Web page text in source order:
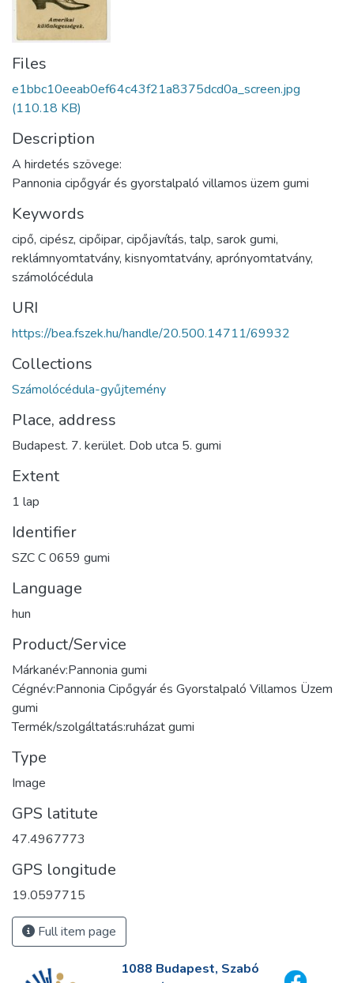
Files
e1bbc10eeab0ef64c43f21a8375dcd0a_screen.jpg
(110.18 KB)
Description
A hirdetés szövege:
Pannonia cipőgyár és gyorstalpaló villamos üzem gumi
Keywords
cipő, cipész, cipőipar, cipőjavítás, talp, sarok gumi,
reklámnyomtatvány, kisnyomtatvány, aprónyomtatvány,
számolócédula
URI
https://bea.fszek.hu/handle/20.500.14711/69932
Collections
Számolócédula-gyűjtemény
Place, address
Budapest. 7. kerület. Dob utca 5. gumi
Extent
1 lap
Identifier
SZC C 0659 gumi
Language
hun
Product/Service
Márkanév:Pannonia gumi
Cégnév:Pannonia Cipőgyár és Gyorstalpaló Villamos Üzem
gumi
Termék/szolgáltatás:ruházat gumi
Type
Image
GPS latitute
47.4967773
GPS longitude
19.0597715
Full item page
1088 Budapest, Szabó